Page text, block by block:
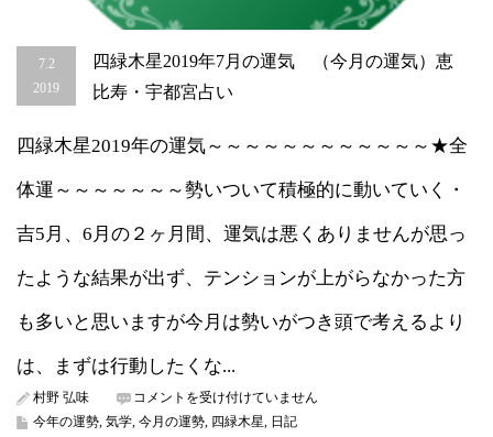
7.2
2019
四緑木星2019年7月の運気 （今月の運気）恵
比寿・宇都宮占い
四緑木星2019年の運気～～～～～～～～～～～～★全
体運～～～～～～～勢いついて積極的に動いていく・
吉5月、6月の２ヶ月間、運気は悪くありませんが思っ
たような結果が出ず、テンションが上がらなかった方
も多いと思いますが今月は勢いがつき頭で考えるより
は、まずは行動したくな...
村野 弘味
四
緑
コメントを受け付けていません
今年の運勢, 気学, 今月の運勢, 四緑木星, 日記